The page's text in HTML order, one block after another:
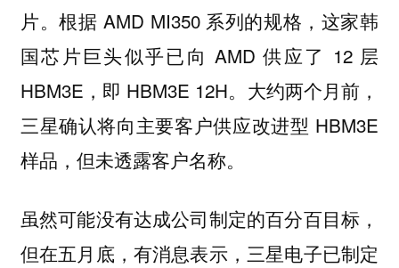
片。根据 AMD MI350 系列的规格，这家韩
国芯片巨头似乎已向 AMD 供应了 12 层
HBM3E，即 HBM3E 12H。大约两个月前，
三星确认将向主要客户供应改进型 HBM3E
样品，但未透露客户名称。
虽然可能没有达成公司制定的百分百目标，
但在五月底，有消息表示，三星电子已制定